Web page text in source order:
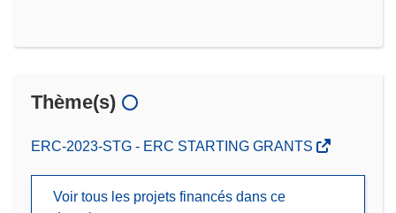
Thème(s)
ERC-2023-STG - ERC STARTING GRANTS
Voir tous les projets financés dans ce